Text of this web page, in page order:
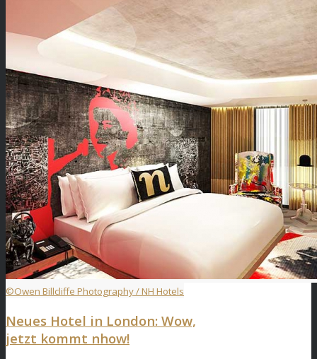
©Owen Billcliffe Photography / NH Hotels
Neues Hotel in London: Wow,
jetzt kommt nhow!